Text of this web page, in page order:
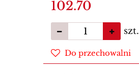
102.70
szt.
Do przechowalni